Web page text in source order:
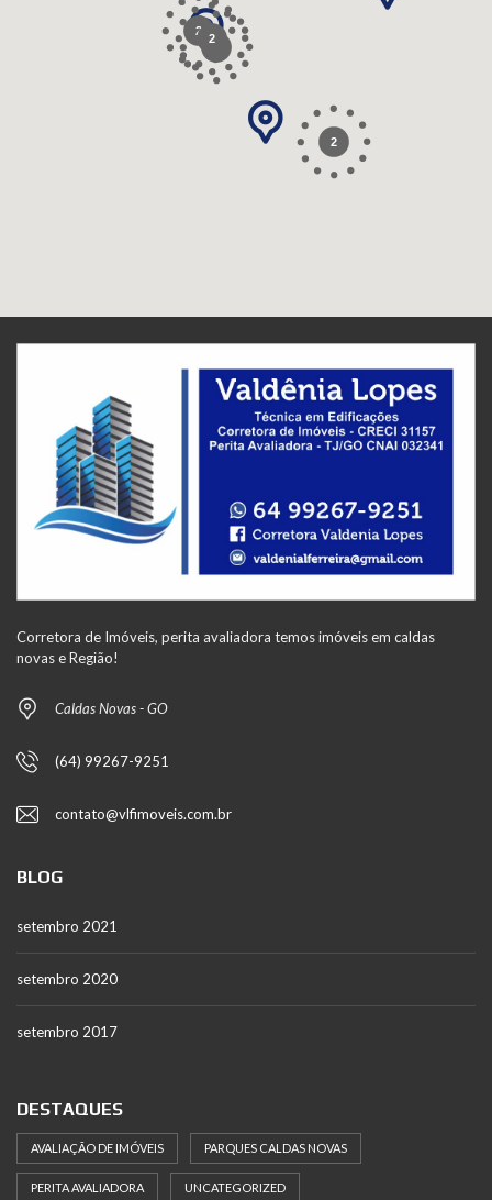
2
2
2
2
Corretora de Imóveis, perita avaliadora temos imóveis em caldas
novas e Região!
Caldas Novas - GO
(64) 99267-9251
contato@vlfimoveis.com.br
BLOG
setembro 2021
setembro 2020
setembro 2017
DESTAQUES
AVALIAÇÃO DE IMÓVEIS PARQUES CALDAS NOVAS
PERITA AVALIADORA UNCATEGORIZED